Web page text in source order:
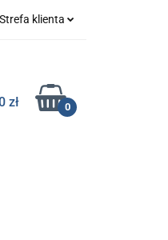
Strefa klienta
Zarejestruj się
zgłoszenie
zł 0